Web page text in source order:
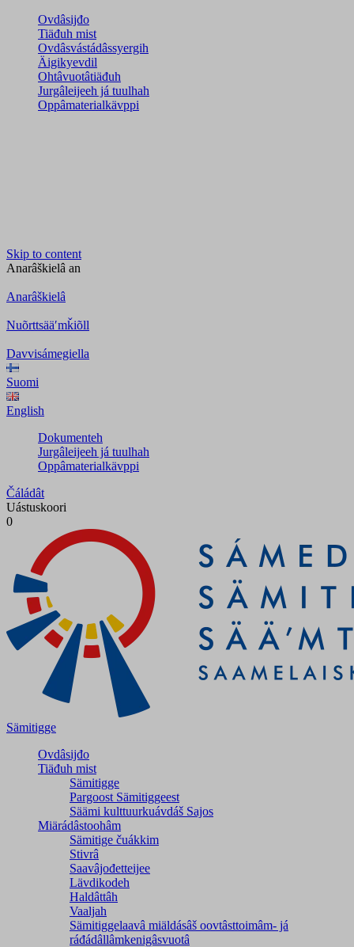
Ovdâsijđo
Tiäđuh mist
Ovdâsvástádâssyergih
Äigikyevdil
Ohtâvuotâtiäđuh
Jurgâleijeeh já tuulhah
Oppâmaterialkävppi
Skip to content
Anarâškielâ an
Anarâškielâ
Nuõrttsääʹmǩiõll
Davvisámegiella
Suomi
English
Dokumenteh
Jurgâleijeeh já tuulhah
Oppâmaterialkävppi
Čáládât
Uástuskoori
0
Sämitigge
Ovdâsijđo
Tiäđuh mist
Sämitigge
Pargoost Sämitiggeest
Säämi kulttuurkuávdáš Sajos
Miärádâstoohâm
Sämitige čuákkim
Stivrâ
Saavâjođetteijee
Lävdikodeh
Haldâttâh
Vaaljah
Sämitiggelaavâ miäldásâš oovtâsttoimâm- já
ráđádâllâmkenigâsvuotâ